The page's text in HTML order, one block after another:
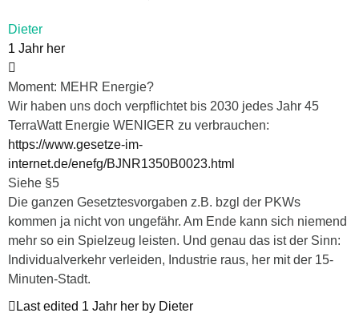
Dieter
1 Jahr her
Moment: MEHR Energie?
Wir haben uns doch verpflichtet bis 2030 jedes Jahr 45
TerraWatt Energie WENIGER zu verbrauchen:
https://www.gesetze-im-
internet.de/enefg/BJNR1350B0023.html
Siehe §5
Die ganzen Gesetztesvorgaben z.B. bzgl der PKWs
kommen ja nicht von ungefähr. Am Ende kann sich niemend
mehr so ein Spielzeug leisten. Und genau das ist der Sinn:
Individualverkehr verleiden, Industrie raus, her mit der 15-
Minuten-Stadt.
Last edited 1 Jahr her by Dieter